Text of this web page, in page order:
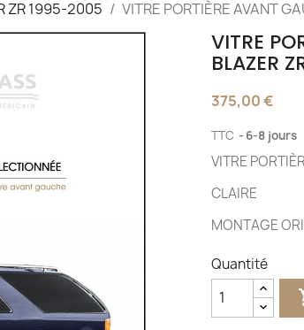
ZR 1995-2005 VITRE PORTIÈRE AVANT
VITRE
BLAZER
375,00 €
TTC 6-8 jours
VITRE
CLAIRE
MONTAGE
Quantité